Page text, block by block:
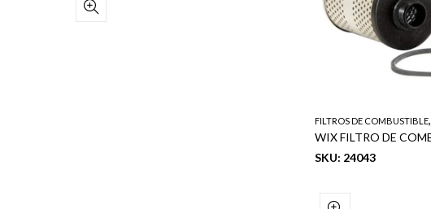
FILTROS DE COMBUSTIBLE,
SKU: 24043